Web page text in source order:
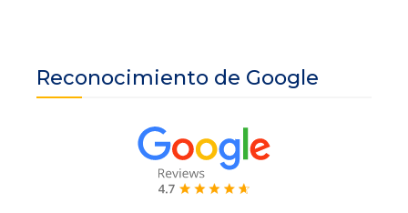
Reconocimiento de Google